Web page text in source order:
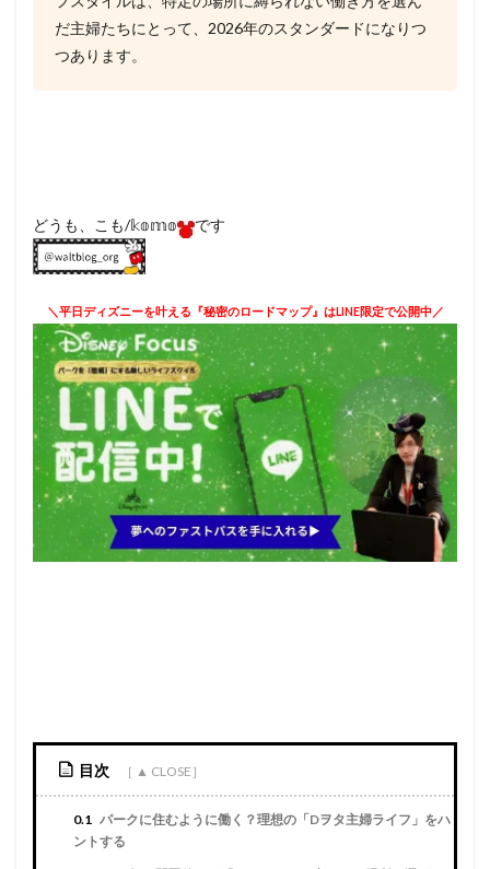
だ主婦たちにとって、2026年のスタンダードになりつ
つあります。
どうも、こも/𝕜𝕠𝕞𝕠 です
＼平日ディズニーを叶える『秘密のロードマップ』はLINE限定で公開中／
目次
0.1 パークに住むように働く？理想の「Dヲタ主婦ライフ」をハ
ントする